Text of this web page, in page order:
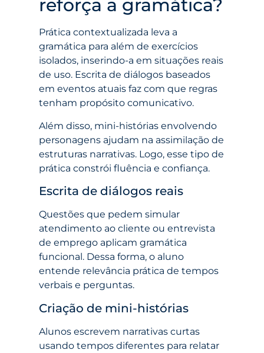
reforça a gramática?
Prática contextualizada leva a
gramática para além de exercícios
isolados, inserindo-a em situações reais
de uso. Escrita de diálogos baseados
em eventos atuais faz com que regras
tenham propósito comunicativo.
Além disso, mini-histórias envolvendo
personagens ajudam na assimilação de
estruturas narrativas. Logo, esse tipo de
prática constrói fluência e confiança.
Escrita de diálogos reais
Questões que pedem simular
atendimento ao cliente ou entrevista
de emprego aplicam gramática
funcional. Dessa forma, o aluno
entende relevância prática de tempos
verbais e perguntas.
Criação de mini-histórias
Alunos escrevem narrativas curtas
usando tempos diferentes para relatar